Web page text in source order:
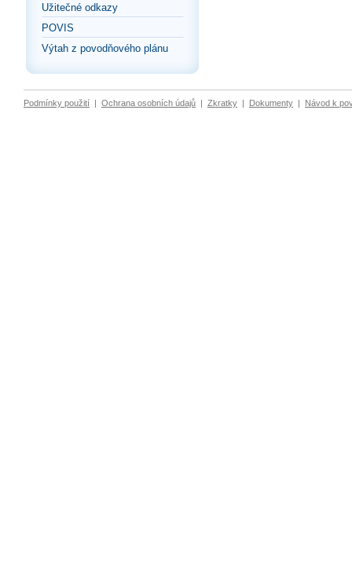
Užitečné odkazy
POVIS
Výtah z povodňového plánu
Podmínky použití | Ochrana osobních údajů | Zkratky | Dokumenty | Návod k